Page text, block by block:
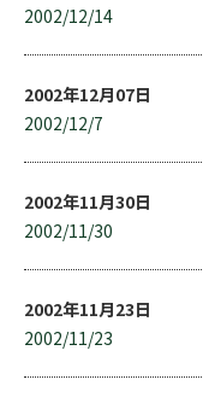
2002/12/14
2002年12月07日
2002/12/7
2002年11月30日
2002/11/30
2002年11月23日
2002/11/23